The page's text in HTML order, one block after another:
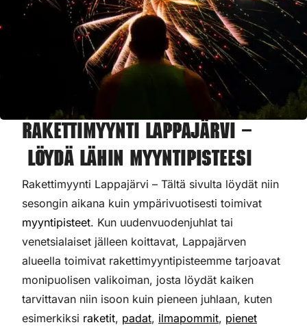
Rakettimyynti Lappajärvi –
Löydä lähin myyntipisteesi
Rakettimyynti Lappajärvi – Tältä sivulta löydät niin
sesongin aikana kuin ympärivuotisesti toimivat
myyntipisteet. Kun uudenvuodenjuhlat tai
venetsialaiset jälleen koittavat, Lappajärven
alueella toimivat rakettimyyntipisteemme tarjoavat
monipuolisen valikoiman, josta löydät kaiken
tarvittavan niin isoon kuin pieneen juhlaan, kuten
esimerkiksi raketit, padat, ilmapommit, pienet